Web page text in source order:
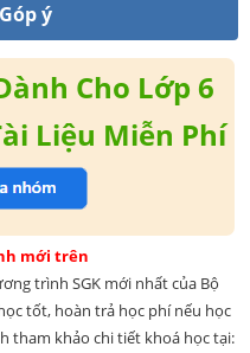
ý
Cho Lớp 6
Liệu Miễn Phí
mới trên
trình SGK mới nhất của Bộ
tốt, hoàn trả học phí nếu học
tham khảo chi tiết khoá học tại: